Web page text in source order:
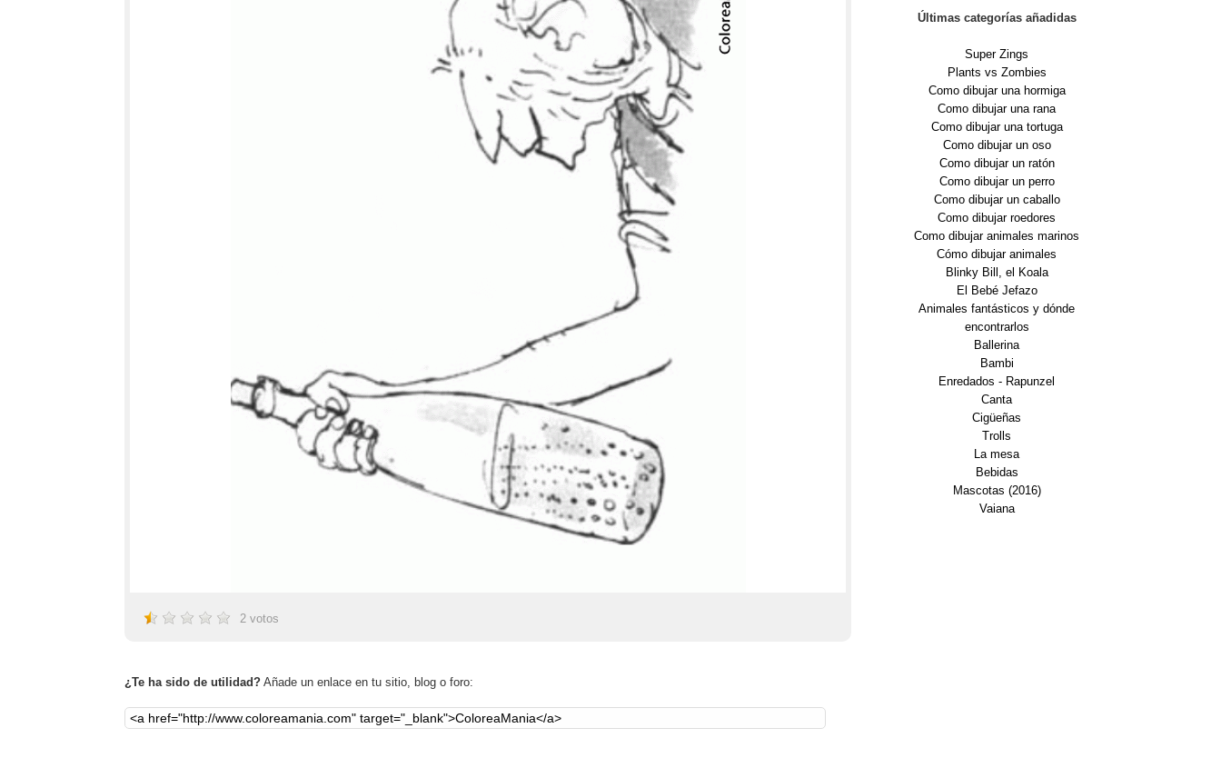
2 votos
¿Te ha sido de utilidad? Añade un enlace en tu sitio, blog o foro:
Últimas categorías añadidas
Super Zings
Plants vs Zombies
Como dibujar una hormiga
Como dibujar una rana
Como dibujar una tortuga
Como dibujar un oso
Como dibujar un ratón
Como dibujar un perro
Como dibujar un caballo
Como dibujar roedores
Como dibujar animales marinos
Cómo dibujar animales
Blinky Bill, el Koala
El Bebé Jefazo
Animales fantásticos y dónde
encontrarlos
Ballerina
Bambi
Enredados - Rapunzel
Canta
Cigüeñas
Trolls
La mesa
Bebidas
Mascotas (2016)
Vaiana